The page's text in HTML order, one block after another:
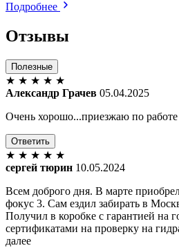
Подробнее
Отзывы
Полезные
★ ★ ★ ★ ★
Александр Грачев 05.04.2025
Очень хорошо...приезжаю по
Ответить
★ ★ ★ ★ ★
сергей тюрин 10.05.2024
Всем доброго дня. В марте
фокус 3. Сам ездил забирать в
Получил в коробке с гарантией на
сертификатами на проверку на
далее